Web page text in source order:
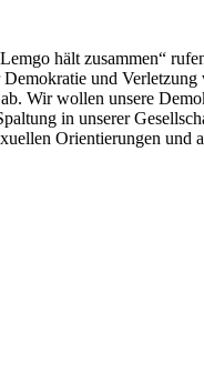
hält zusammen“
und
Wir wollen unsere
in unserer
Orientierungen und